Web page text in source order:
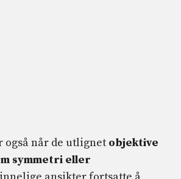
når de utlignet objektive
symmetri eller